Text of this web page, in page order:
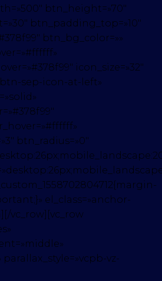
btn_height=»70″
btn_padding_top=»10″
btn_bg_color=»»
icon_size=»32″
sep-icon-at-left»
btn_radius=»0″
el_class=»anchor-
vc_row][vc_row
vz-